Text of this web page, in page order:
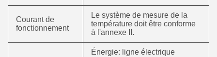
Courant de
fonctionnement
Le système de mesure de la
température doit être conforme
à l'annexe II.
Énergie: ligne électrique